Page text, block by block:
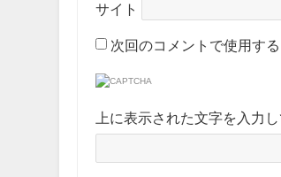
サイト
次回のコメントで使用す
上に表示された文字を入力し